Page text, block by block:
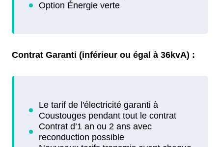
Contrat Garanti (inférieur ou égal à 36kvA) :